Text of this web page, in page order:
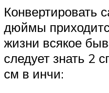
Конвертировать
дюймы
жизни всякое
следует знать 2
см в инчи: